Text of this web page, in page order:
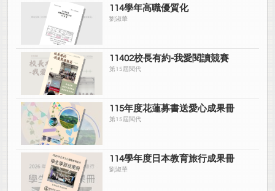
114學年高職優質化
劉淑華
11402校長有約-我愛閱讀競賽
第15屆閱代
115年度花蓮募書送愛心成果冊
第15屆閱代
114學年度日本教育旅行成果冊
劉淑華